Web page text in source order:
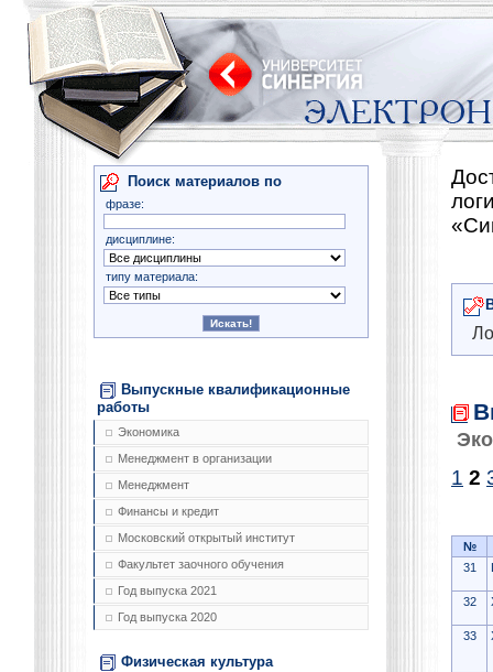
Поиск материалов по
фразе:
дисциплине:
типу материала:
Выпускные квалификационные
работы
Экономика
Менеджмент в организации
Менеджмент
Финансы и кредит
Московский открытый институт
Факультет заочного обучения
Год выпуска 2021
Год выпуска 2020
Физическая культура
1 2
№
31
32
33